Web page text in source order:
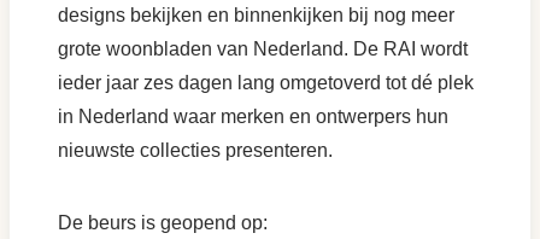
designs bekijken en binnenkijken bij nog meer
grote woonbladen van Nederland. De RAI wordt
ieder jaar zes dagen lang omgetoverd tot dé plek
in Nederland waar merken en ontwerpers hun
nieuwste collecties presenteren.
De beurs is geopend op: